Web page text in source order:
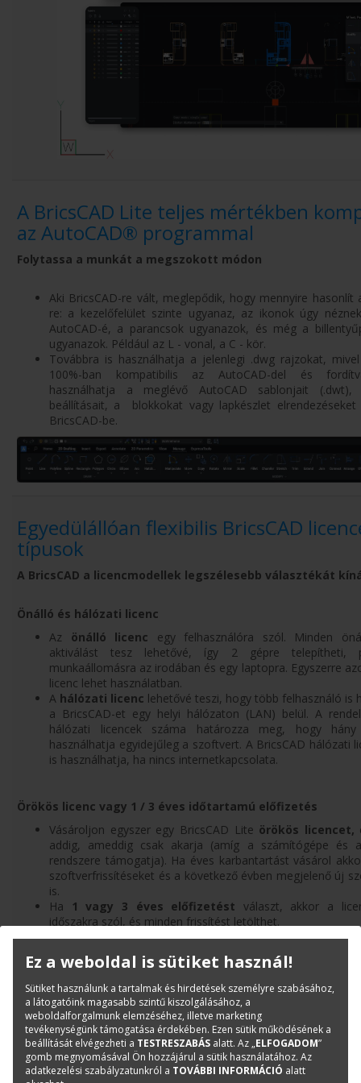
A BricsCAD Lite teljes mértékben
az AutoCAD® programmal
Folytassa a munkát a megszokott módon
Aki BricsCAD-re vált, meglepődik, hogy mennyire hasonlít
re: a kezelőfelület szinte ugyanaz, az ikonok úgy
AutoCAD-é, a parancsok ugyanazok, és még a
ugyanazok. Például az L - vonal, a C - kör.
Továbbra is használhatja a jelenlegi .dwg rajzokat,
100%-ban kompatibilis az AutoCAD-del és
használhatja a meglévő AutoCAD sablonjait
beállításait, a blokkokat vagy lapkészlet
BricsCAD-be.
Egyedülállóan flexibilis BricsCAD
típusok
A BricsCAD a licencmodellek legszélesebb választékát
Önálló és hálózati licenc
Az önálló licenc egy felhasználóra szól. Minden
aktiválást tesz lehetővé, így 2 gépre telepítheti,
munkaállomásra az irodában és egy laptopra. Egyszerre
licenc lehet használatban.
A hálózati licenc lehetővé teszi, hogy több felhasználó is
a BricsCAD-et egy helyi hálózaton (LAN) belül. A
hálózati licencek száma határozza meg, hogy hány
használhatja egyidejűleg a szoftvert. A BricsCAD hálózati
is használhatja, ha nincs internetkapcsolata.
Örökös licenc vagy 1 / 3 éves időtartamú előfizetés
Vásároljon egyszer egy BricsCAD Lite örökös licencet,
addig, ameddig csak akarja (amíg a számítógépe és
rendszere támogatja). Ha éves karbantartást vásárol
szoftverfrissítéseket és a következő évben megjelenő új
is.
Ha
1 vagy 3 éves előfizetést választ, akkor a
időszakra szól, és minden frissítést letölthet.
Ez a weboldal is sütiket használ!
Sütiket használunk a tartalmak és hirdetések személyre szabásához,
a látogatóink magasabb szintű kiszolgálásához, a
weboldalforgalmunk elemzéséhez, illetve marketing
tevékenységünk támogatása érdekében. Ezen sütik működésének a
beállítását elvégezheti a TESTRESZABÁS alatt. Az „ELFOGADOM”
gomb megnyomásával Ön hozzájárul a sütik használatához. Az
adatkezelési szabályzatunkról a TOVÁBBI INFORMÁCIÓ alatt